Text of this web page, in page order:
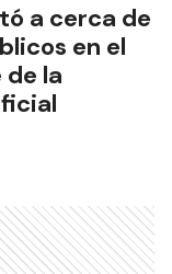
a cerca de
en el
de la